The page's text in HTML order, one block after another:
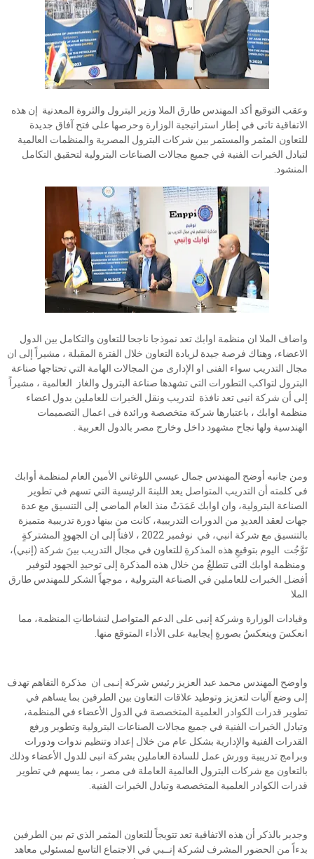
وعقب التوقيع أكد المهندس طارق الملا وزير البترول والثروة المعدنية إن هذه
الاتفاقية تاتى في إطار استراتيجية الوزارة وحرصها على فتح آفاق جديدة
للتعاون المثمر والمستمر بين شركات البترول المصرية والمنظمات العالمية
لتبادل الخبرات الفنية في جميع مجالات الصناعات البترولية لتحقيق التكامل
المنشود.
واضاف الملا ان منظمة اوابك تعد نموذجا ناجحا للتعاون والتكامل بين الدول
الاعضاء، وهناك فرصة جيدة لزيادة التعاون خلال الفترة المقبلة ، مشيراً إلى ان
مجال التدريب سواء الفنى او الإدارى من المجالات الهامة التي تحتاجها صناعة
البترول لتواكب التطورات التى تشهدها صناعة البترول والغاز العالمية ، مشيراً
إلى أن شركة انبى تعد نافذة لتدريب ونقل الخبرات للعاملين بدول اعضاء
منظمة اوابك ، باعتبارها شركة متخصصة ورائدة فى اعمال التصميمات
الهندسية ولها نجاح مشهود داخل وخارج مصر بالدول العربية .
ومن جانبه أوضح المهندس جمال عيسي اللوغاني الأمين العام لمنظمة أوابك
فى كلمته أن التدريب المتواصل يعد اللبنةَ الرئيسية التي تسهم في تطوير
الصناعة البترولية، وان اوابك عَمَدَتْ منذ العام الماضي إلى التنسيق مع عدة
جهات لعقد العديدِ من الدورات التدريبية، كانت من بينها دورة تدريبية متميزة
بالتنسيق مع شركة انبي، في نوفمبر 2022 ، لافتاً إلى ان الجهودٍ المشتركةٍ
تَوَّجُت اليوم بتوقيعِ هذه المذكرةِ للتعاون في مجال التدريب بينَ شركة (إنبي)،
ومنظمة اوابك التى تتطلعُ من خلال هذه المذكرة إلى توحيدِ الجهود لتوفير
أفضل الخبرات للعاملين في الصناعة البترولية ، موجهاً الشكر للمهندس طارق
الملا
وقيادات الوزارة وشركة إنبى على الدعم المتواصل لنشاطاتِ المنظمة، مما
انعكسَ وينعكسُ بصورةٍ إيجابية على الأداء المتوقع منها.
واوضح المهندس محمد عبد العزيز رئيس شركة إنـبى ان مذكرة التفاهم تهدف
إلى وضع آليات لتعزيز وتوطيد علاقات التعاون بين الطرفين بما يساهم في
تطوير قدرات الكوادر العلمية المتخصصة في الدول الأعضاء في المنظمة،
وتبادل الخبرات الفنية في جميع مجالات الصناعات البترولية وتطوير ورفع
القدرات الفنية والإدارية بشكل عام من خلال إعداد وتنظيم ندوات ودورات
وبرامج تدريبية وورش عمل للسادة العاملين بشركة انبى للدول الأعضاء وذلك
بالتعاون مع شركات البترول العالمية العاملة فى مصر ، بما يسهم في تطوير
قدرات الكوادر العلمية المتخصصة وتبادل الخبرات الفنية.
وجدير بالذكر أن هذه الاتفاقية تعد تتويجاً للتعاون المثمر الذي تم بين الطرفين
بدءاً من الحضور المشرف لشركة إنــبي في الاجتماع التاسع لمسئولي معاهد